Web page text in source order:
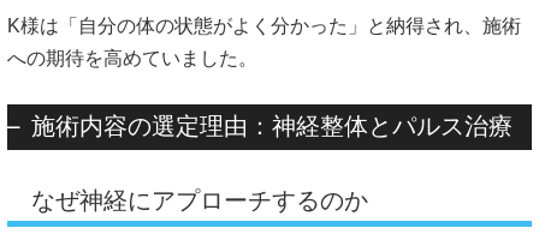
K様は「自分の体の状態がよく分かった」と納得され、施術
への期待を高めていました。
施術内容の選定理由：神経整体とパルス治療
なぜ神経にアプローチするのか